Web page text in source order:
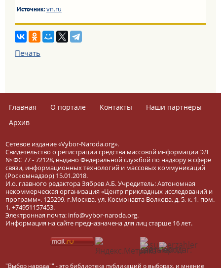
Источник:vn.ru
Печать
Главная О портале Контакты
Наши партнёры
Архив
Сетевое издание «Vybor-Naroda.org».
Свидетельство о регистрации средства массовой информации ЭЛ
№ ФС 77 - 72128, выдано Федеральной службой по надзору в сфере
связи, информационных технологий и массовых коммуникаций
(Роскомнадзор) 15.01.2018.
И.о. главного редактора Зябрев А.Б. Учредитель: Автономная
некоммерческая организация «Центр прикладных исследований и
программ». 125299, г.Москва, ул. Космонавта Волкова, д. 5, к. 1, пом.
1, +74951157453.
Электронная почта: info@vybor-naroda.org.
Информация на сайте предназначена для лиц старше 16 лет.
"Выбор народа"" - это библиотека публикаций о выборах, и мнение